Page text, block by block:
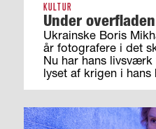
KULTUR
Under overfladen
Ukrainske Boris
år fotografere i det
Nu har hans
lyset af krigen i hans